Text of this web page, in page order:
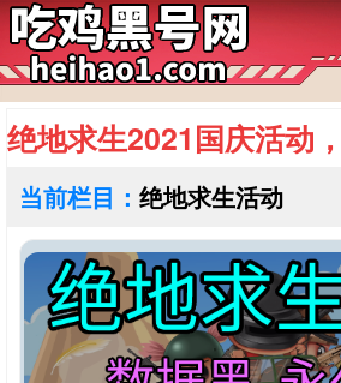
绝地求生2021国庆活动
当前栏目： 绝地求生活动